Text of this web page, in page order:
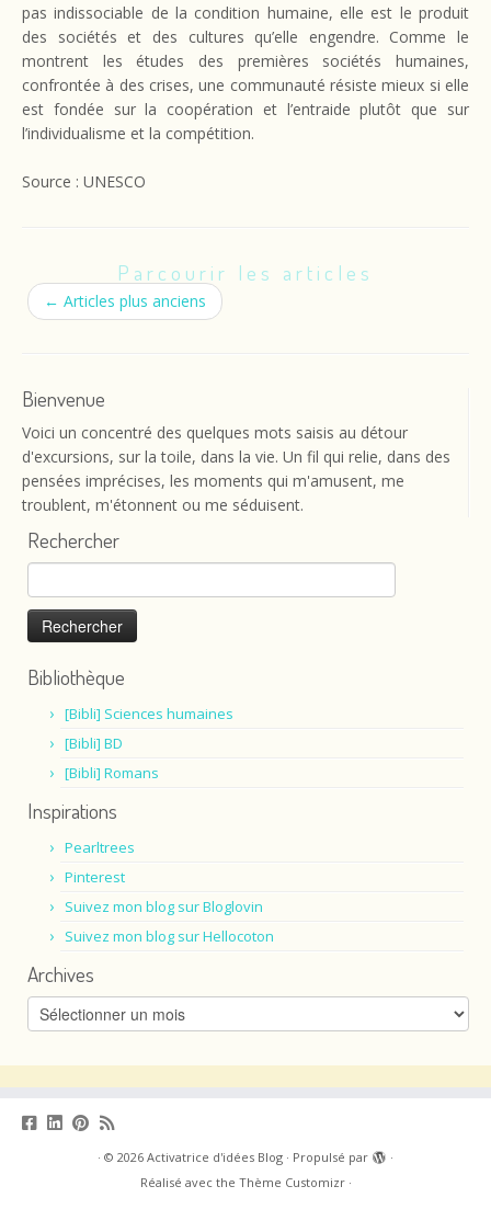
pas indissociable de la condition humaine, elle est le produit
des sociétés et des cultures qu’elle engendre. Comme le
montrent les études des premières sociétés humaines,
confrontée à des crises, une communauté résiste mieux si elle
est fondée sur la coopération et l’entraide plutôt que sur
l’individualisme et la compétition.
Source : UNESCO
Parcourir les articles
← Articles plus anciens
Bienvenue
Voici un concentré des quelques mots saisis au détour
d'excursions, sur la toile, dans la vie. Un fil qui relie, dans des
pensées imprécises, les moments qui m'amusent, me
troublent, m'étonnent ou me séduisent.
Rechercher
Rechercher :
Bibliothèque
[Bibli] Sciences humaines
[Bibli] BD
[Bibli] Romans
Inspirations
Pearltrees
Pinterest
Suivez mon blog sur Bloglovin
Suivez mon blog sur Hellocoton
Archives
Archives
· © 2026 Activatrice d'idées Blog · Propulsé par
·
Réalisé avec the Thème Customizr·